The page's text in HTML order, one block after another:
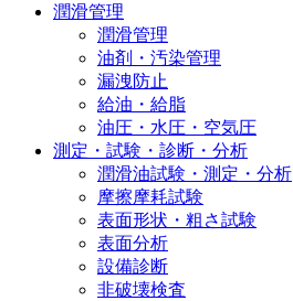
潤滑管理
潤滑管理
油剤・汚染管理
漏洩防止
給油・給脂
油圧・水圧・空気圧
測定・試験・診断・分析
潤滑油試験・測定・分析
摩擦摩耗試験
表面形状・粗さ試験
表面分析
設備診断
非破壊検査